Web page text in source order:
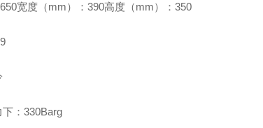
宽度（mm）：390高度（mm）：350
：330Barg